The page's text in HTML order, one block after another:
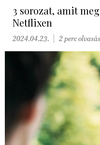
3 sorozat, amit
Netflixen
2024.04.23. 2 perc olvasás